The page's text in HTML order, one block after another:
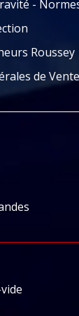
-
Roussey
de